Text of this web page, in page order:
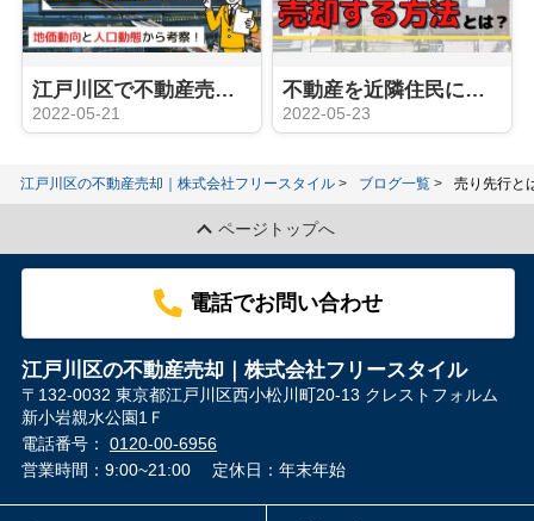
江戸川区で不動産売却のタイミングとは？地価動向と人口動態から考察！
2022-05-21
不動産を近隣住民に気付かれずに売却する方法とは？
2022-05-23
江戸川区の不動産売却｜株式会社フリースタイル ブログ一覧 売り先行と
ページトップへ
電話でお問い合わせ
江戸川区の不動産売却｜株式会社フリースタイル
〒132-0032 東京都江戸川区西小松川町20-13 クレストフォルム
新小岩親水公園1Ｆ
電話番号： 0120-00-6956
営業時間：9:00~21:00
定休日：年末年始